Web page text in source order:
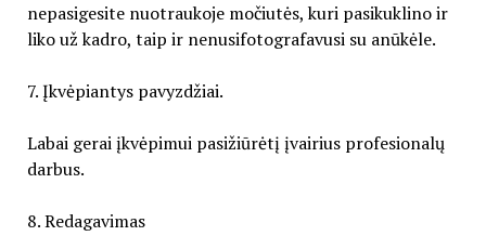
nepasigesite nuotraukoje močiutės, kuri pasikuklino ir
liko už kadro, taip ir nenusifotografavusi su anūkėle.
7. Įkvėpiantys pavyzdžiai.
Labai gerai įkvėpimui pasižiūrėtį įvairius profesionalų
darbus.
8. Redagavimas